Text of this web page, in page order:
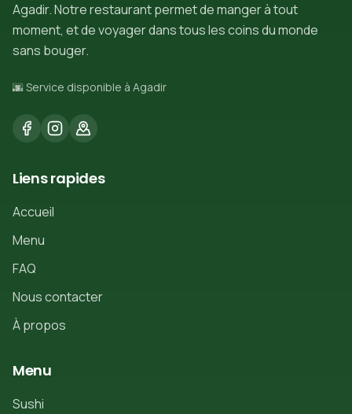
Agadir. Notre restaurant permet de manger à tout
moment, et de voyager dans tous les coins du monde
sans bouger.
🌆 Service disponible à Agadir
Liens rapides
Accueil
Menu
FAQ
Nous contacter
À propos
Menu
Sushi